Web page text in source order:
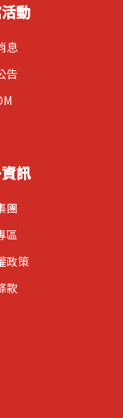
動
息
告
訊
團
區
政策
款